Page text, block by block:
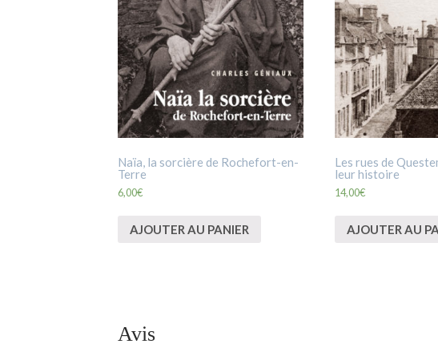
Naïa, la sorcière de Rochefort-en-
Terre
6,00€
AJOUTER AU PANIER
Les rues de
leur histoire
14,00€
AJOUTER AU
Avis